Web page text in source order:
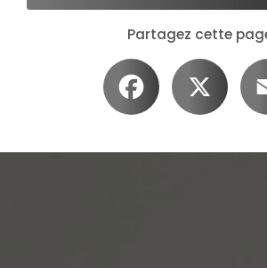
Partagez cette
Facebook